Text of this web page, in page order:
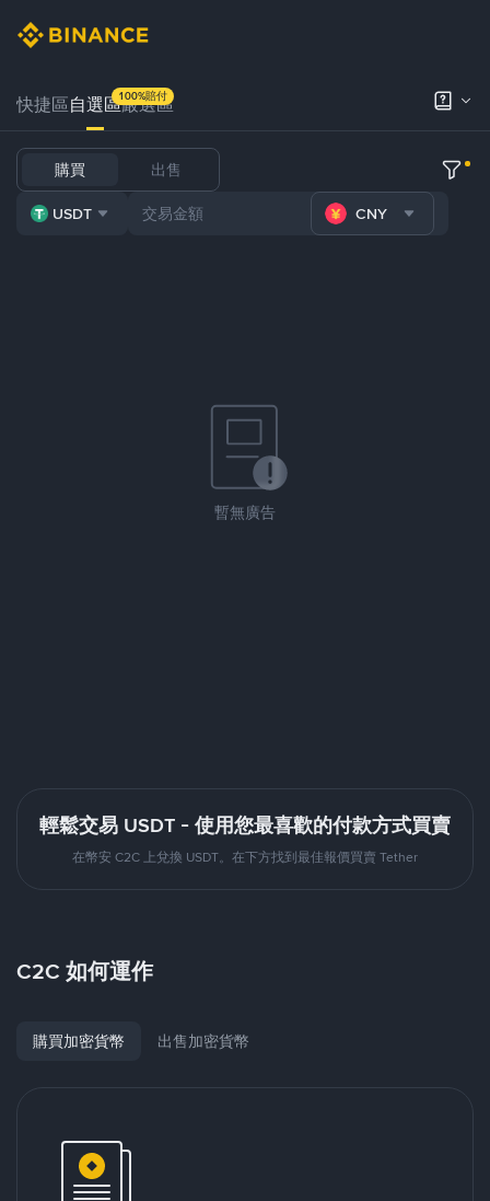
快捷區自選區嚴選區
100%賠付
購買 出售
USDT CNY
暫無廣告
輕鬆交易 USDT - 使用您最喜歡的付款方式買賣
在幣安 C2C 上兌換 USDT。在下方找到最佳報價買賣 Tether
C2C 如何運作
購買加密貨幣 出售加密貨幣